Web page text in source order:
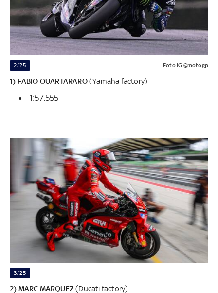
2/25 Foto IG @motogp
1) FABIO QUARTARARO(Yamaha factory)
1:57.555
3/25
2) MARC MARQUEZ(Ducati factory)